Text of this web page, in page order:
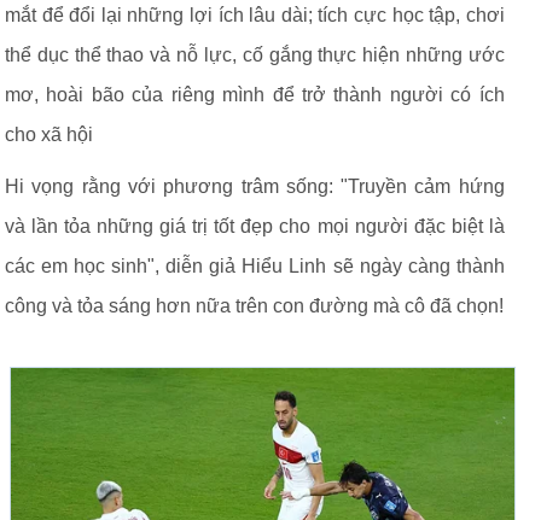
mắt để đổi lại những lợi ích lâu dài; tích cực học tập, chơi
thể dục thể thao và nỗ lực, cố gắng thực hiện những ước
mơ, hoài bão của riêng mình để trở thành người có ích
cho xã hội
Hi vọng rằng với phương trâm sống: "Truyền cảm hứng
và lần tỏa những giá trị tốt đẹp cho mọi người đặc biệt là
các em học sinh", diễn giả Hiểu Linh sẽ ngày càng thành
công và tỏa sáng hơn nữa trên con đường mà cô đã chọn!